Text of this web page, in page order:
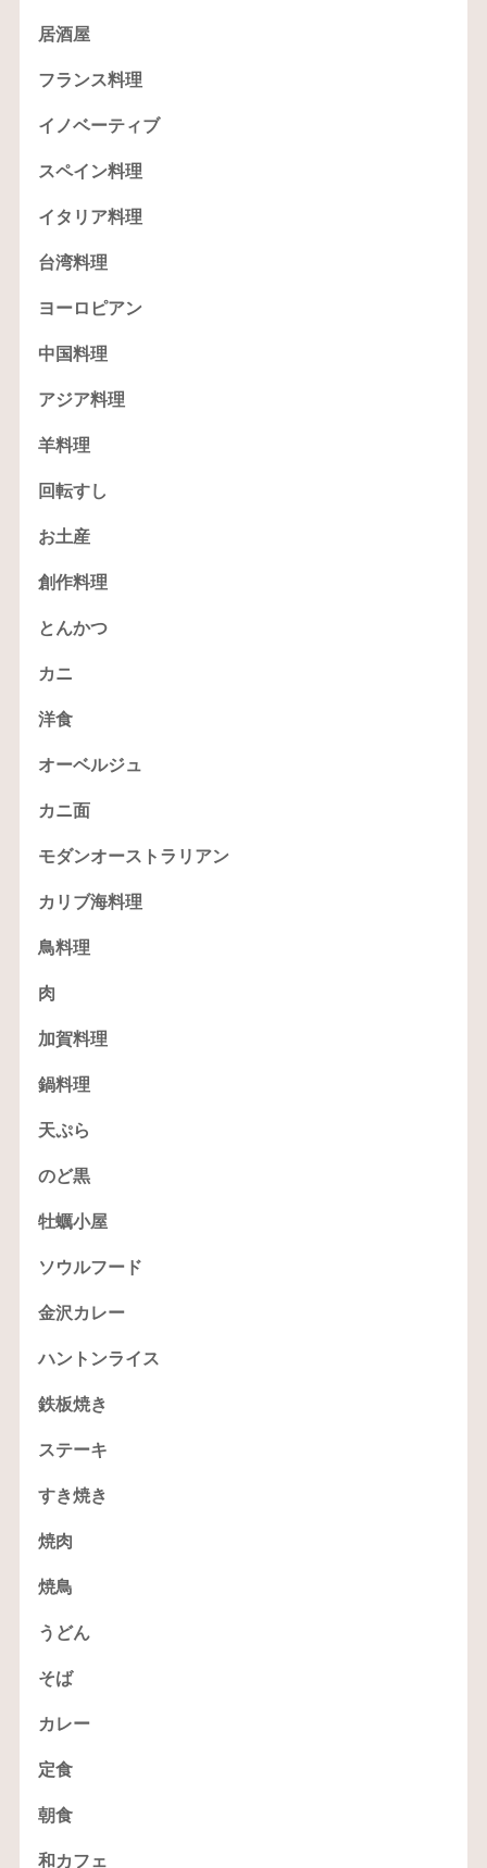
居酒屋
フランス料理
イノベーティブ
スペイン料理
イタリア料理
台湾料理
ヨーロピアン
中国料理
アジア料理
羊料理
回転すし
お土産
創作料理
とんかつ
カニ
洋食
オーベルジュ
カニ面
モダンオーストラリアン
カリブ海料理
鳥料理
肉
加賀料理
鍋料理
天ぷら
のど黒
牡蠣小屋
ソウルフード
金沢カレー
ハントンライス
鉄板焼き
ステーキ
すき焼き
焼肉
焼鳥
うどん
そば
カレー
定食
朝食
和カフェ